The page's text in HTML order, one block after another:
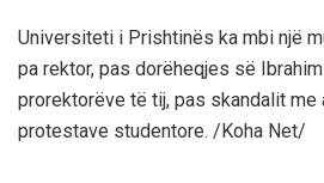
Universiteti i Prishtinës ka mbi një
pa rektor, pas dorëheqjes së
prorektorëve të tij, pas skandalit me
protestave studentore. /Koha Net/